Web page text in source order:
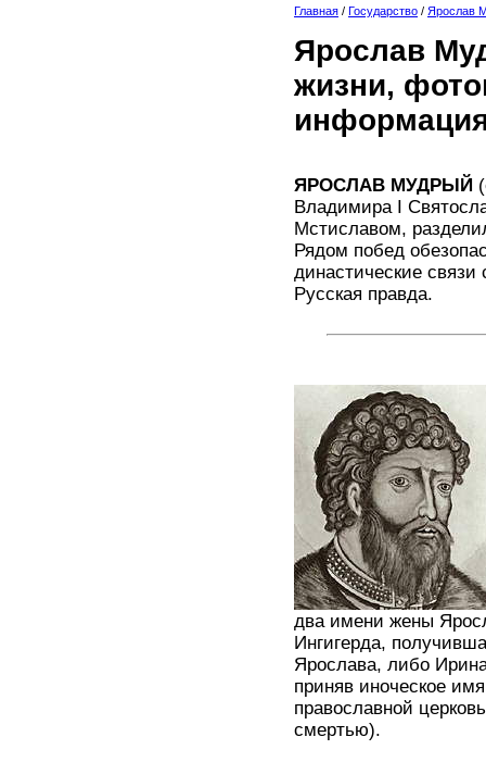
Главная / Государство / Ярослав
Ярослав
жизни,
ЯРОСЛАВ МУДРЫЙ
Владимира I
Мстиславом,
Рядом побед
династические
Русская правда.
два имени жены
Ингигерда,
Ярослава, либо
приняв иноческое
православной
смертью).